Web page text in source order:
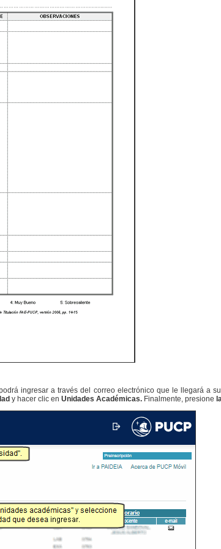
ingresar a través del correo electrónico que le llegará a
y hacer clic en Unidades Académicas. Finalmente, presione